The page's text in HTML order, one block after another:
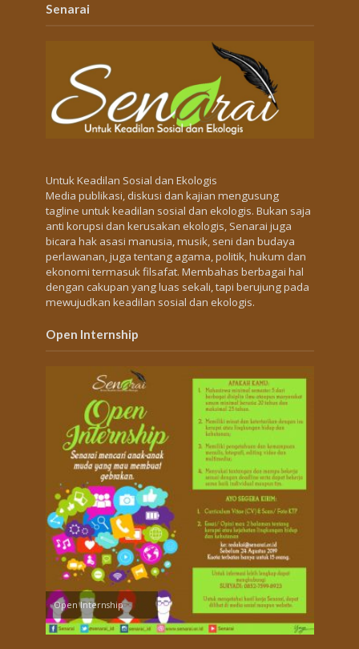
Senarai
Untuk Keadilan Sosial dan Ekologis
Media publikasi, diskusi dan kajian mengusung
tagline untuk keadilan sosial dan ekologis. Bukan saja
anti korupsi dan kerusakan ekologis, Senarai juga
bicara hak asasi manusia, musik, seni dan budaya
perlawanan, juga tentang agama, politik, hukum dan
ekonomi termasuk filsafat. Membahas berbagai hal
dengan cakupan yang luas sekali, tapi berujung pada
mewujudkan keadilan sosial dan ekologis.
Open Internship
Open Internship